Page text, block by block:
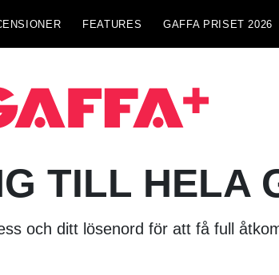
FEATURES GAFFA PRISET 2026
TILL HELA
och ditt lösenord för att få full